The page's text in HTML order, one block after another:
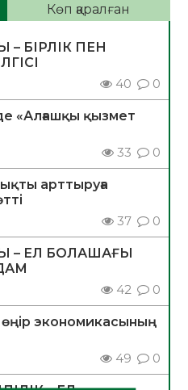
Көп қаралған
БІРЛІК ПЕН
40 0
«Алғашқы қызмет
33 0
арттыруға
37 0
– ЕЛ БОЛАШАҒЫ
42 0
экономикасының
49 0